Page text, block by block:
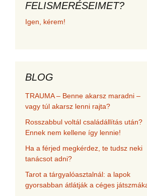
és
FELISMERÉSEIMET?
Igen, kérem!
BLOG
TRAUMA – Benne akarsz maradni –
vagy túl akarsz lenni rajta?
Rosszabbul voltál családállítás után?
Ennek nem kellene így lennie!
Ha a férjed megkérdez, te tudsz neki
tanácsot adni?
Tarot a tárgyalóasztalnál: a lapok
gyorsabban átlátják a céges